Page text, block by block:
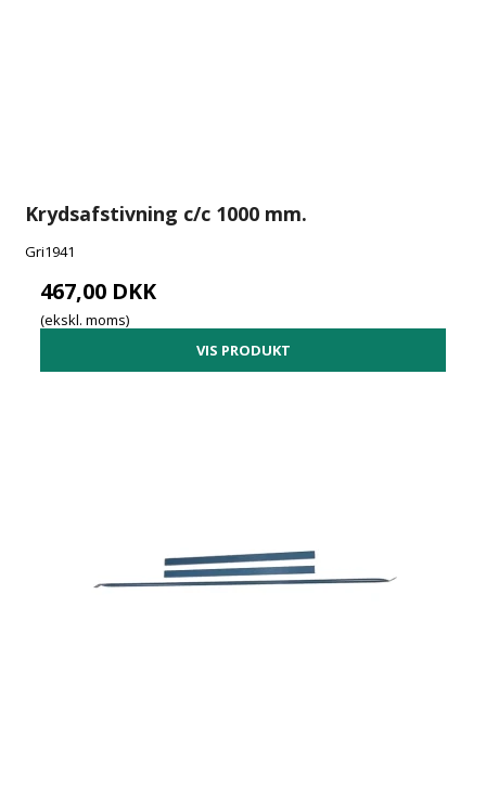
Krydsafstivning c/c 1000 mm.
Gri1941
467,00 DKK
(ekskl. moms)
VIS PRODUKT